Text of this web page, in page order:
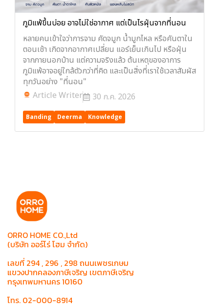
ภูมิแพ้ขึ้นบ่อย อาจไม่ใช่อากาศ แต่เป็นไรฝุ่นจากที่นอน
หลายคนเข้าใจว่าการจาม คัดจมูก น้ำมูกไหล หรือคันตาใน
ตอนเช้า เกิดจากอากาศเปลี่ยน แอร์เย็นเกินไป หรือฝุ่น
จากภายนอกบ้าน แต่ความจริงแล้ว ต้นเหตุของอาการ
ภูมิแพ้อาจอยู่ใกล้ตัวกว่าที่คิด และเป็นสิ่งที่เราใช้เวลาสัมผัส
ทุกวันอย่าง "ที่นอน"
Article Writer
30 ก.ค. 2026
Banding Deerma Knowledge
ORRO HOME CO.,Ltd
(บริษัท ออร์โร่ โฮม จำกัด)
เลขที่ 294 , 296 , 298 ถนนเพชรเกษม
แขวงปากคลองภาษีเจริญ เขตภาษีเจริญ
กรุงเทพมหานคร 10160
โทร. 02-000-8914